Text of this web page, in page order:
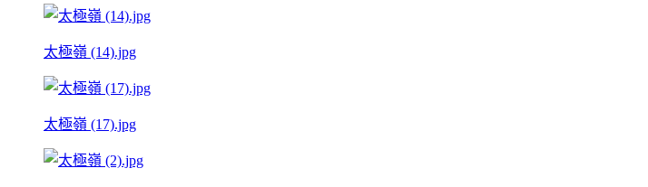
太極嶺 (14).jpg
太極嶺 (17).jpg